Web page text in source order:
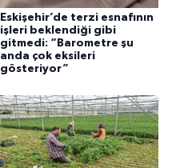
Eskişehir’de terzi esnafının
işleri beklendiği gibi
gitmedi: “Barometre şu
anda çok eksileri
gösteriyor”